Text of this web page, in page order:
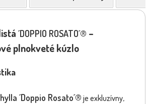
´DOPPIO ROSATO´® –
plnokveté kúzlo
´Doppio Rosato´® je exkluzívny,